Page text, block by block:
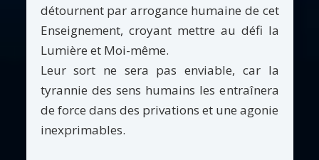
détournent par arrogance humaine de cet
Enseignement, croyant mettre au défi la
Lumière et Moi-même.
Leur sort ne sera pas enviable, car la
tyrannie des sens humains les entraînera
de force dans des privations et une agonie
inexprimables.